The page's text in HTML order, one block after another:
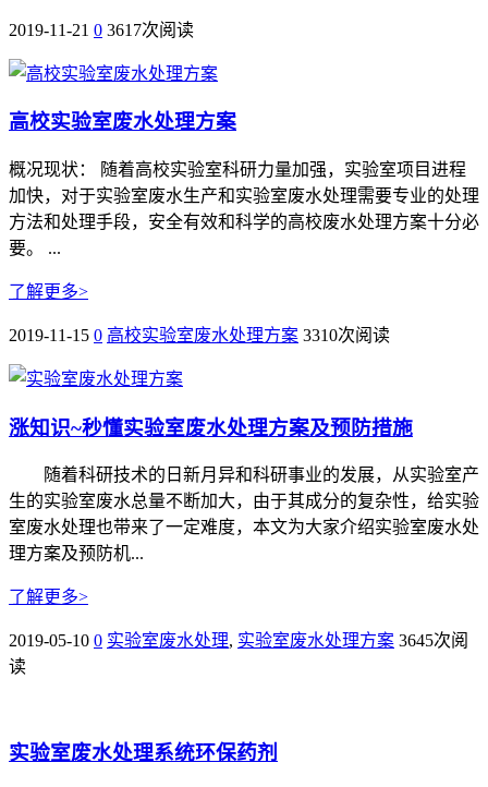
2019-11-21 0 3617次阅读
高校实验室废水处理方案
概况现状： 随着高校实验室科研力量加强，实验室项目进程
加快，对于实验室废水生产和实验室废水处理需要专业的处理
方法和处理手段，安全有效和科学的高校废水处理方案十分必
要。 ...
了解更多>
2019-11-15 0 高校实验室废水处理方案 3310次阅读
涨知识~秒懂实验室废水处理方案及预防措施
随着科研技术的日新月异和科研事业的发展，从实验室产
生的实验室废水总量不断加大，由于其成分的复杂性，给实验
室废水处理也带来了一定难度，本文为大家介绍实验室废水处
理方案及预防机...
了解更多>
2019-05-10 0 实验室废水处理, 实验室废水处理方案 3645次阅
读
实验室废水处理系统环保药剂